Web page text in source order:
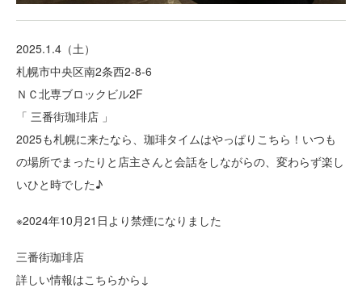
2025.1.4（土）
札幌市中央区南2条西2-8-6
ＮＣ北専ブロックビル2F
「 三番街珈琲店 」
2025も札幌に来たなら、珈琲タイムはやっぱりこちら！いつも
の場所でまったりと店主さんと会話をしながらの、変わらず楽し
いひと時でした♪
※2024年10月21日より禁煙になりました
三番街珈琲店
詳しい情報はこちらから↓